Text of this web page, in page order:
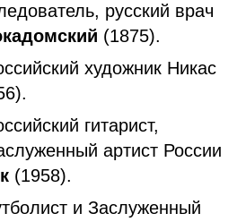
русский врач
(1875).
художник Никас
гитарист,
артист России
(1958).
и Заслуженный